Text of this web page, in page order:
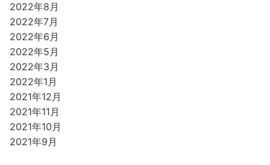
2022年8月
2022年7月
2022年6月
2022年5月
2022年3月
2022年1月
2021年12月
2021年11月
2021年10月
2021年9月